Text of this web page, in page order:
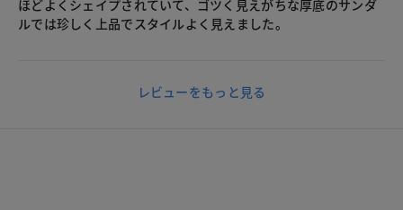
ほどよくシェイプされていて、ゴツく見えがちな厚底のサンダ
ルでは珍しく上品でスタイルよく見えました。
レビューをもっと見る